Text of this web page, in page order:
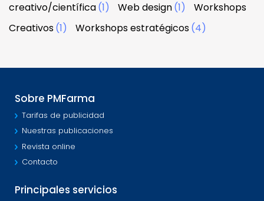
creativo/científica(1) Web design(1)
Workshops
Creativos(1) Workshops estratégicos(4)
Sobre PMFarma
Tarifas de publicidad
Nuestras publicaciones
Revista online
Contacto
Principales servicios